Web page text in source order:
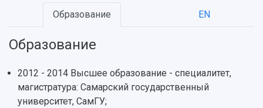
НАЗАД
Образование EN
Образование
2012 - 2014 Высшее образование - специалитет,
магистратура: Самарский государственный
университет, СамГУ;